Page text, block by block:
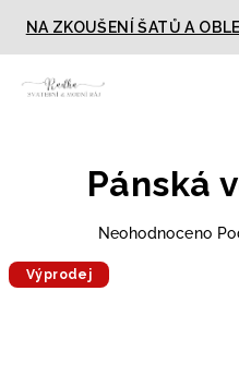
obsah
NA ZKOUŠENÍ ŠATŮ A
Pánská
Průměrné
Neohodnoceno
Výprodej